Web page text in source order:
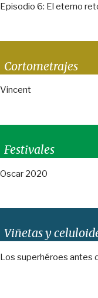
Episodio 6: El eterno
Cortometrajes
Vincent
Festivales
Oscar 2020
Viñetas y
Los superhéroes antes